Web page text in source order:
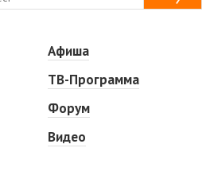
Афиша
ТВ-Программа
Форум
Видео